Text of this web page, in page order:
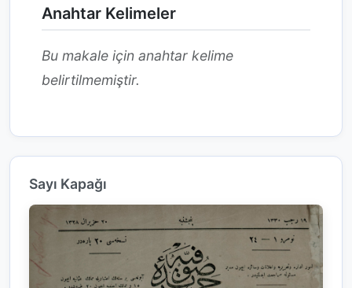
Anahtar Kelimeler
Bu makale için anahtar kelime
belirtilmemiştir.
Sayı Kapağı